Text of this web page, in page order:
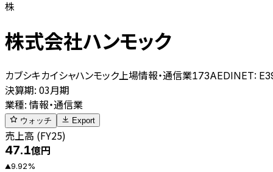
株
株式会社ハンモック
カブシキカイシャハンモック 上場情報・通信業173AEDINET:
決算期: 03月期
業種: 情報・通信業
ウォッチ Export
売上高 (FY25)
47.1億円
▲9.92%